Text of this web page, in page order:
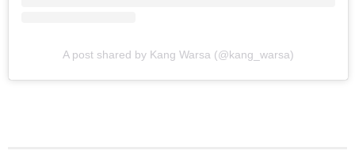
A post shared by Kang Warsa (@kang_warsa)